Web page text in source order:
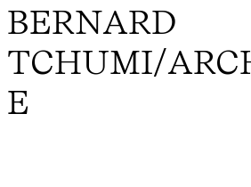
BERNARD
TCHUMI/
E